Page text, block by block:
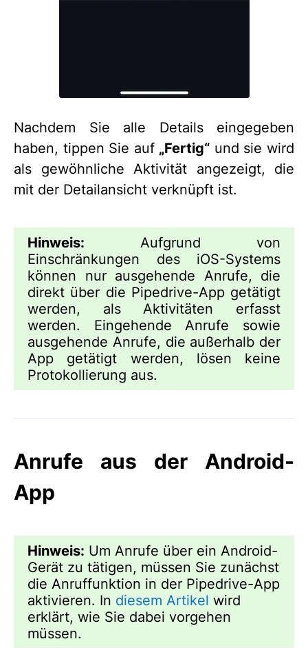
Nachdem Sie alle Details eingegeben
haben, tippen Sie auf „Fertig“ und sie wird
als gewöhnliche Aktivität angezeigt, die
mit der Detailansicht verknüpft ist.
Hinweis: Aufgrund von
Einschränkungen des iOS-Systems
können nur ausgehende Anrufe, die
direkt über die Pipedrive-App getätigt
werden, als Aktivitäten erfasst
werden. Eingehende Anrufe sowie
ausgehende Anrufe, die außerhalb der
App getätigt werden, lösen keine
Protokollierung aus.
Anrufe aus der Android-
App
Hinweis: Um Anrufe über ein Android-
Gerät zu tätigen, müssen Sie zunächst
die Anruffunktion in der Pipedrive-App
aktivieren. In diesem Artikel wird
erklärt, wie Sie dabei vorgehen
müssen.